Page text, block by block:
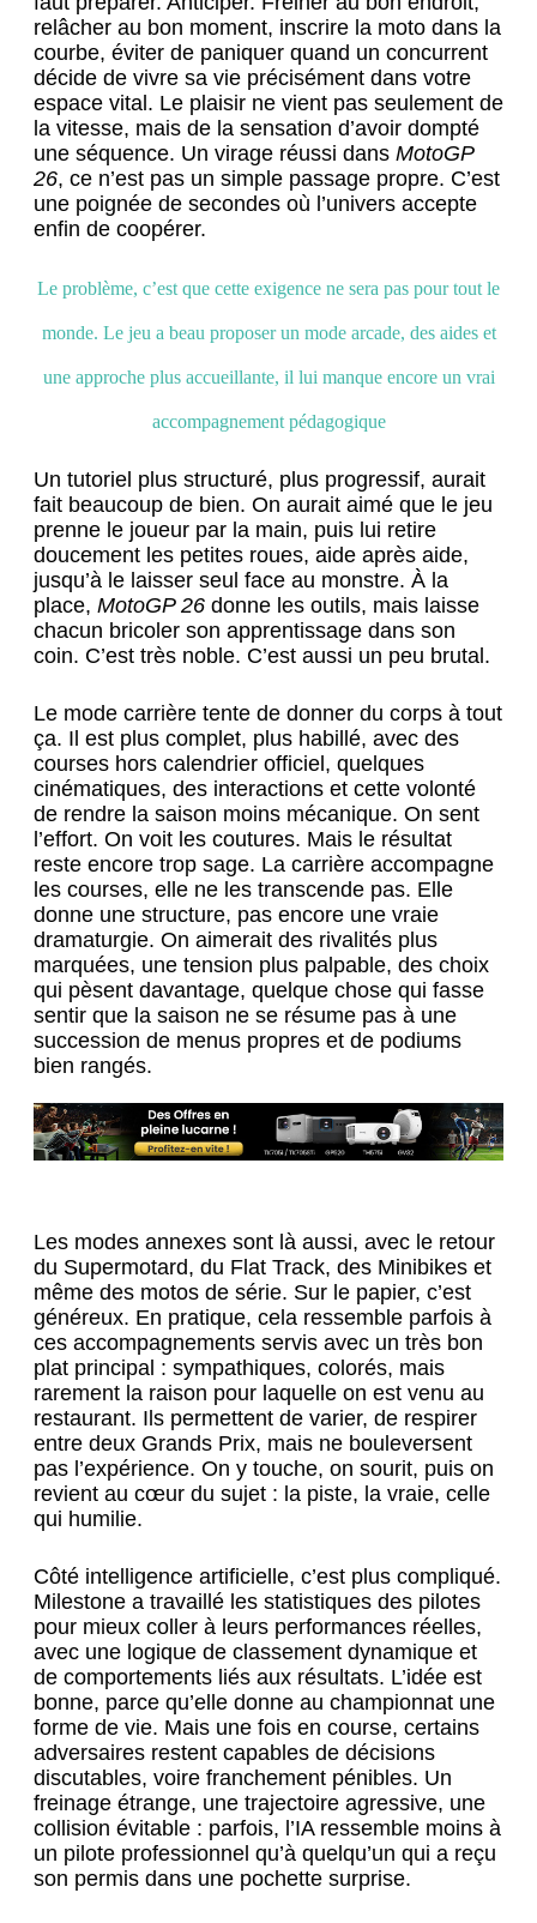
relâcher au bon moment, inscrire la moto dans la
courbe, éviter de paniquer quand un concurrent
décide de vivre sa vie précisément dans votre
espace vital. Le plaisir ne vient pas seulement de
la vitesse, mais de la sensation d’avoir dompté
une séquence. Un virage réussi dans MotoGP
26, ce n’est pas un simple passage propre. C’est
une poignée de secondes où l’univers accepte
enfin de coopérer.
Le problème, c’est que cette exigence ne sera pas pour tout le
monde. Le jeu a beau proposer un mode arcade, des aides et
une approche plus accueillante, il lui manque encore un vrai
accompagnement pédagogique
Un tutoriel plus structuré, plus progressif, aurait
fait beaucoup de bien. On aurait aimé que le jeu
prenne le joueur par la main, puis lui retire
doucement les petites roues, aide après aide,
jusqu’à le laisser seul face au monstre. À la
place, MotoGP 26donne les outils, mais laisse
chacun bricoler son apprentissage dans son
coin. C’est très noble. C’est aussi un peu brutal.
Le mode carrière tente de donner du corps à tout
ça. Il est plus complet, plus habillé, avec des
courses hors calendrier officiel, quelques
cinématiques, des interactions et cette volonté
de rendre la saison moins mécanique. On sent
l’effort. On voit les coutures. Mais le résultat
reste encore trop sage. La carrière accompagne
les courses, elle ne les transcende pas. Elle
donne une structure, pas encore une vraie
dramaturgie. On aimerait des rivalités plus
marquées, une tension plus palpable, des choix
qui pèsent davantage, quelque chose qui fasse
sentir que la saison ne se résume pas à une
succession de menus propres et de podiums
bien rangés.
Les modes annexes sont là aussi, avec le retour
du Supermotard, du Flat Track, des Minibikes et
même des motos de série. Sur le papier, c’est
généreux. En pratique, cela ressemble parfois à
ces accompagnements servis avec un très bon
plat principal : sympathiques, colorés, mais
rarement la raison pour laquelle on est venu au
restaurant. Ils permettent de varier, de respirer
entre deux Grands Prix, mais ne bouleversent
pas l’expérience. On y touche, on sourit, puis on
revient au cœur du sujet : la piste, la vraie, celle
qui humilie.
Côté intelligence artificielle, c’est plus compliqué.
Milestone a travaillé les statistiques des pilotes
pour mieux coller à leurs performances réelles,
avec une logique de classement dynamique et
de comportements liés aux résultats. L’idée est
bonne, parce qu’elle donne au championnat une
forme de vie. Mais une fois en course, certains
adversaires restent capables de décisions
discutables, voire franchement pénibles. Un
freinage étrange, une trajectoire agressive, une
collision évitable : parfois, l’IA ressemble moins à
un pilote professionnel qu’à quelqu’un qui a reçu
son permis dans une pochette surprise.